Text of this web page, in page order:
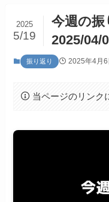
今週の振
2025/04/
2025
5/19
振り返り 2025年4月6
当ページのリンク